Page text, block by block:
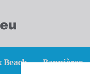
Beach Bannières